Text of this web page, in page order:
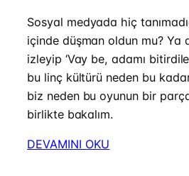
Sosyal medyada hiç
içinde düşman oldun mu? Ya
izleyip ‘Vay be, adamı
bu linç kültürü neden bu kadar
biz neden bu oyunun bir
birlikte bakalım.
DEVAMINI OKU